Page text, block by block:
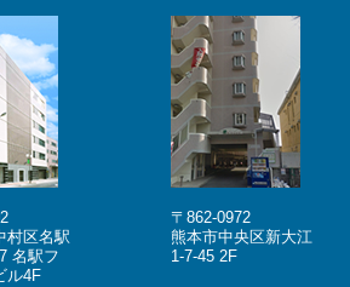
村区名駅
名駅フ
ル4F
〒862-0972
熊本市中央区新大江
1-7-45 2F